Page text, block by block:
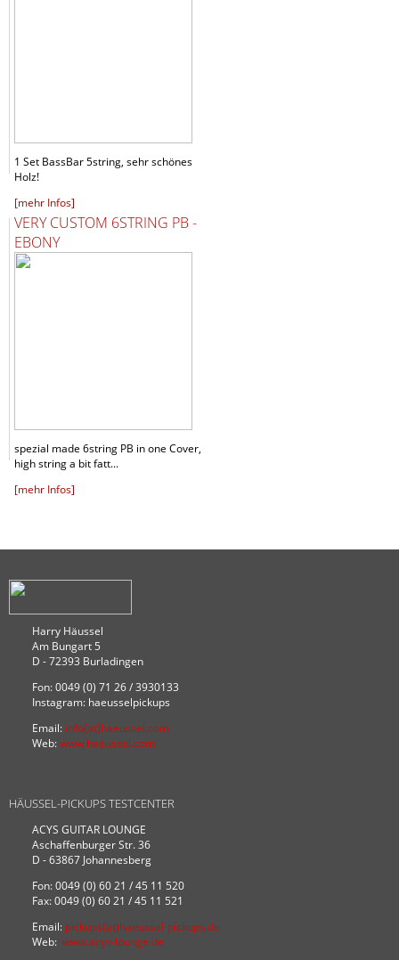
1 Set BassBar 5string, sehr schönes
Holz!
[mehr Infos]
VERY CUSTOM 6STRING PB -
EBONY
spezial made 6string PB in one Cover,
high string a bit fatt...
[mehr Infos]
Harry Häussel
Am Bungart 5
D - 72393 Burladingen
Fon: 0049 (0) 71 26 / 3930133
Instagram: haeusselpickups
Email: info(at)haeussel.com
Web:www.haeussel.com
HÄUSSEL-PICKUPS TESTCENTER
ACYS GUITAR LOUNGE
Aschaffenburger Str. 36
D - 63867 Johannesberg
Fon: 0049 (0) 60 21 / 45 11 520
Fax: 0049 (0) 60 21 / 45 11 521
Email: pickups(at)haeussel-pickups.de
Web: www.acys-lounge.de